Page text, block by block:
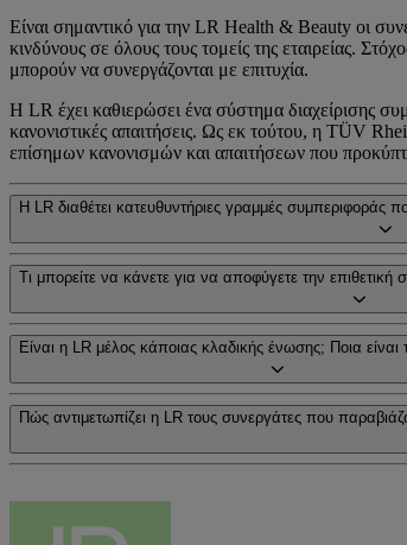
Είναι σημαντικό για την LR Health & Beauty οι
κινδύνους σε όλους τους τομείς της εταιρείας.
μπορούν να συνεργάζονται με επιτυχία.
Η LR έχει καθιερώσει ένα σύστημα διαχείρισης
κανονιστικές απαιτήσεις. Ως εκ τούτου, η TÜV
επίσημων κανονισμών και απαιτήσεων που
Η LR διαθέτει κατευθυντήριες γραμμές συμπεριφοράς
Τι μπορείτε να κάνετε για να αποφύγετε την
Είναι η LR μέλος κάποιας κλαδικής ένωσης; Ποια
Πώς αντιμετωπίζει η LR τους συνεργάτες που